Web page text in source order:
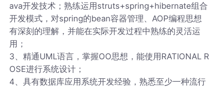
ava开发技术；熟练运用struts+spring+hibernate组合
开发模式，对spring的bean容器管理、AOP编程思想
有深刻的理解，并能在实际开发过程中熟练的灵活运
用；
3、精通UML语言，掌握OO思想，能使用RATIONAL R
OSE进行系统设计；
4、具有数据库应用系统开发经验，熟悉至少一种流行